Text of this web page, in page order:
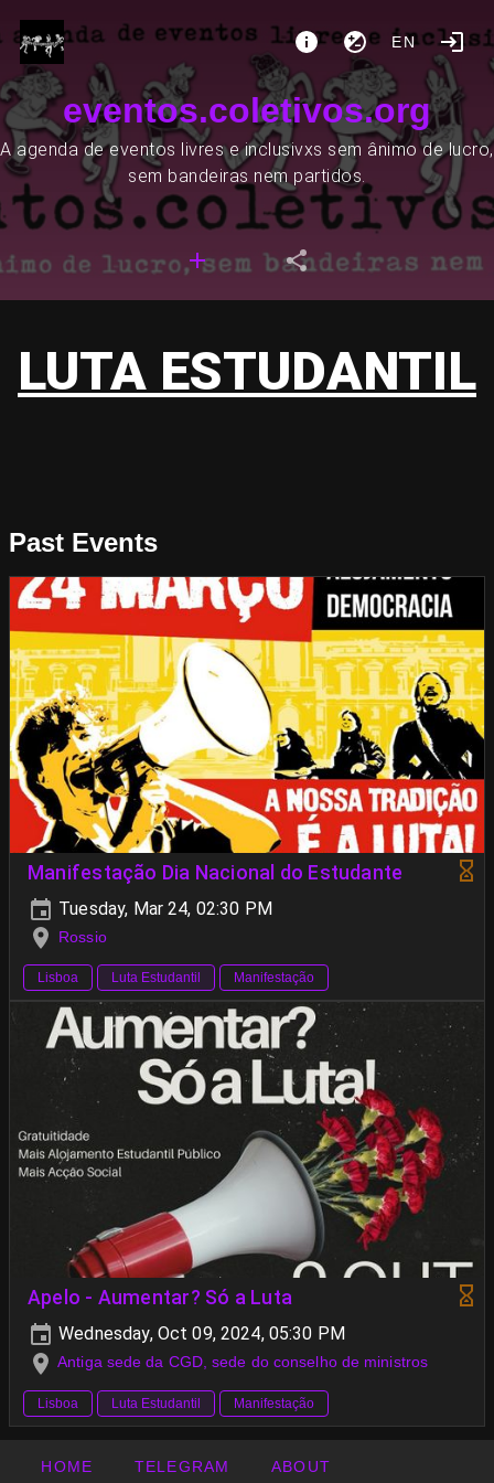
EN
eventos.coletivos.org
A agenda de eventos livres e inclusivxs sem ânimo de lucro,
sem bandeiras nem partidos.
LUTA ESTUDANTIL
Past Events
Manifestação Dia Nacional do Estudante
Tuesday, Mar 24, 02:30 PM
Rossio
Lisboa Luta Estudantil Manifestação
Apelo - Aumentar? Só a Luta
Wednesday, Oct 09, 2024, 05:30 PM
Antiga sede da CGD, sede do conselho de ministros
Lisboa Luta Estudantil Manifestação
HOME TELEGRAM ABOUT